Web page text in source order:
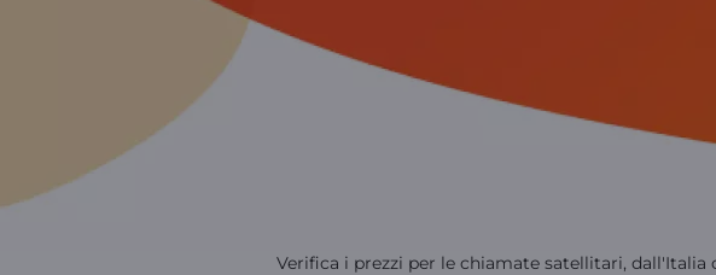
Verifica i prezzi per le chiamate satellitari,